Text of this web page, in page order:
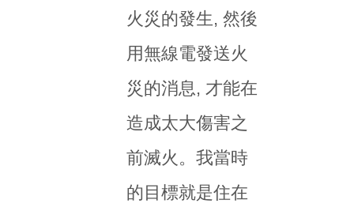
火災的發生, 然後
用無線電發送火
災的消息, 才能在
造成太大傷害之
前滅火。我當時
的目標就是住在